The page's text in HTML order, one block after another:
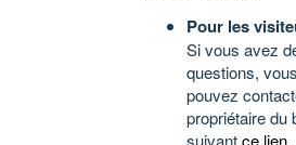
Pour les
Si vous avez
questions, vous
pouvez
propriétaire du
suivantce lien.